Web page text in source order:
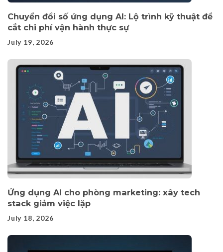
Chuyển đổi số ứng dụng AI: Lộ trình kỹ thuật để
cắt chi phí vận hành thực sự
July 19, 2026
Ứng dụng AI cho phòng marketing: xây tech
stack giảm việc lặp
July 18, 2026